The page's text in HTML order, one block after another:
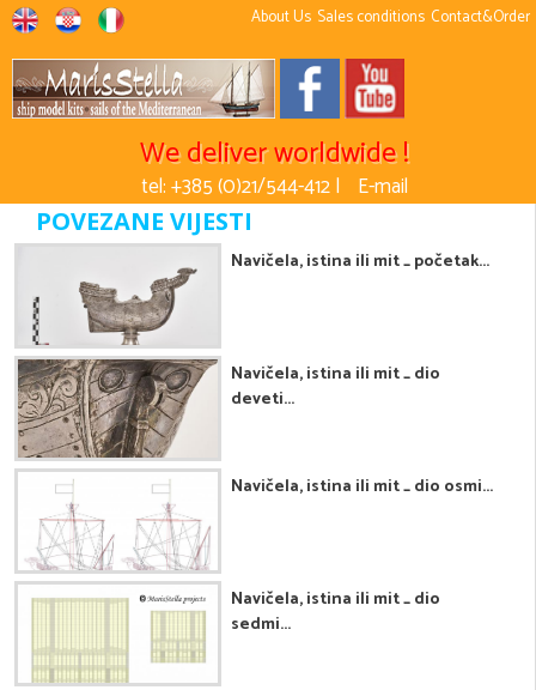
About Us Sales conditions Contact&Order
We deliver worldwide !
tel: +385 (0)21/544-412 | E-mail
POVEZANE VIJESTI
Navičela, istina ili mit _ početak...
Navičela, istina ili mit _ dio
deveti...
Navičela, istina ili mit _ dio osmi...
Navičela, istina ili mit _ dio
sedmi...